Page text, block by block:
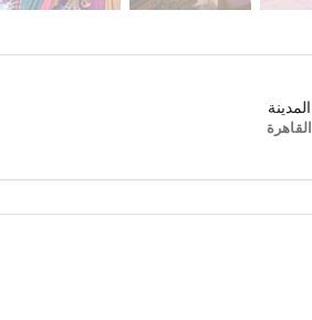
المدينة
القاهرة